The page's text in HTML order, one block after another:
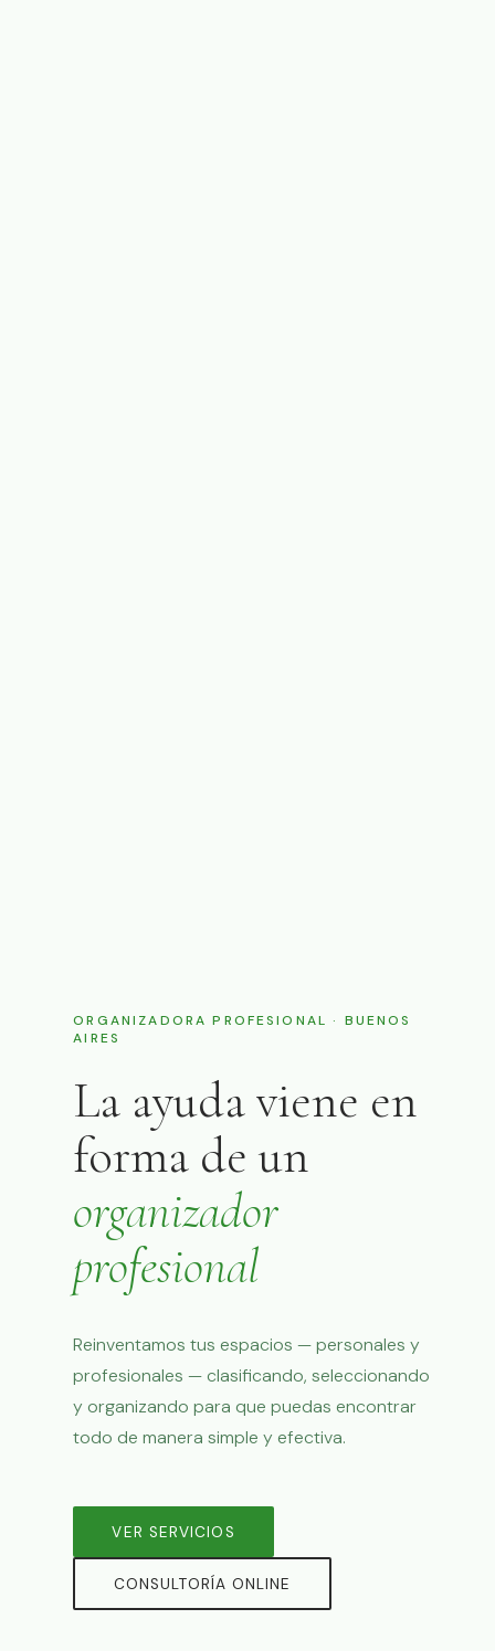
ORGANIZADORA PROFESIONAL · BUENOS
AIRES
La ayuda viene en
forma de un
organizador
profesional
Reinventamos tus espacios — personales y
profesionales — clasificando, seleccionando
y organizando para que puedas encontrar
todo de manera simple y efectiva.
VER SERVICIOS
CONSULTORÍA ONLINE